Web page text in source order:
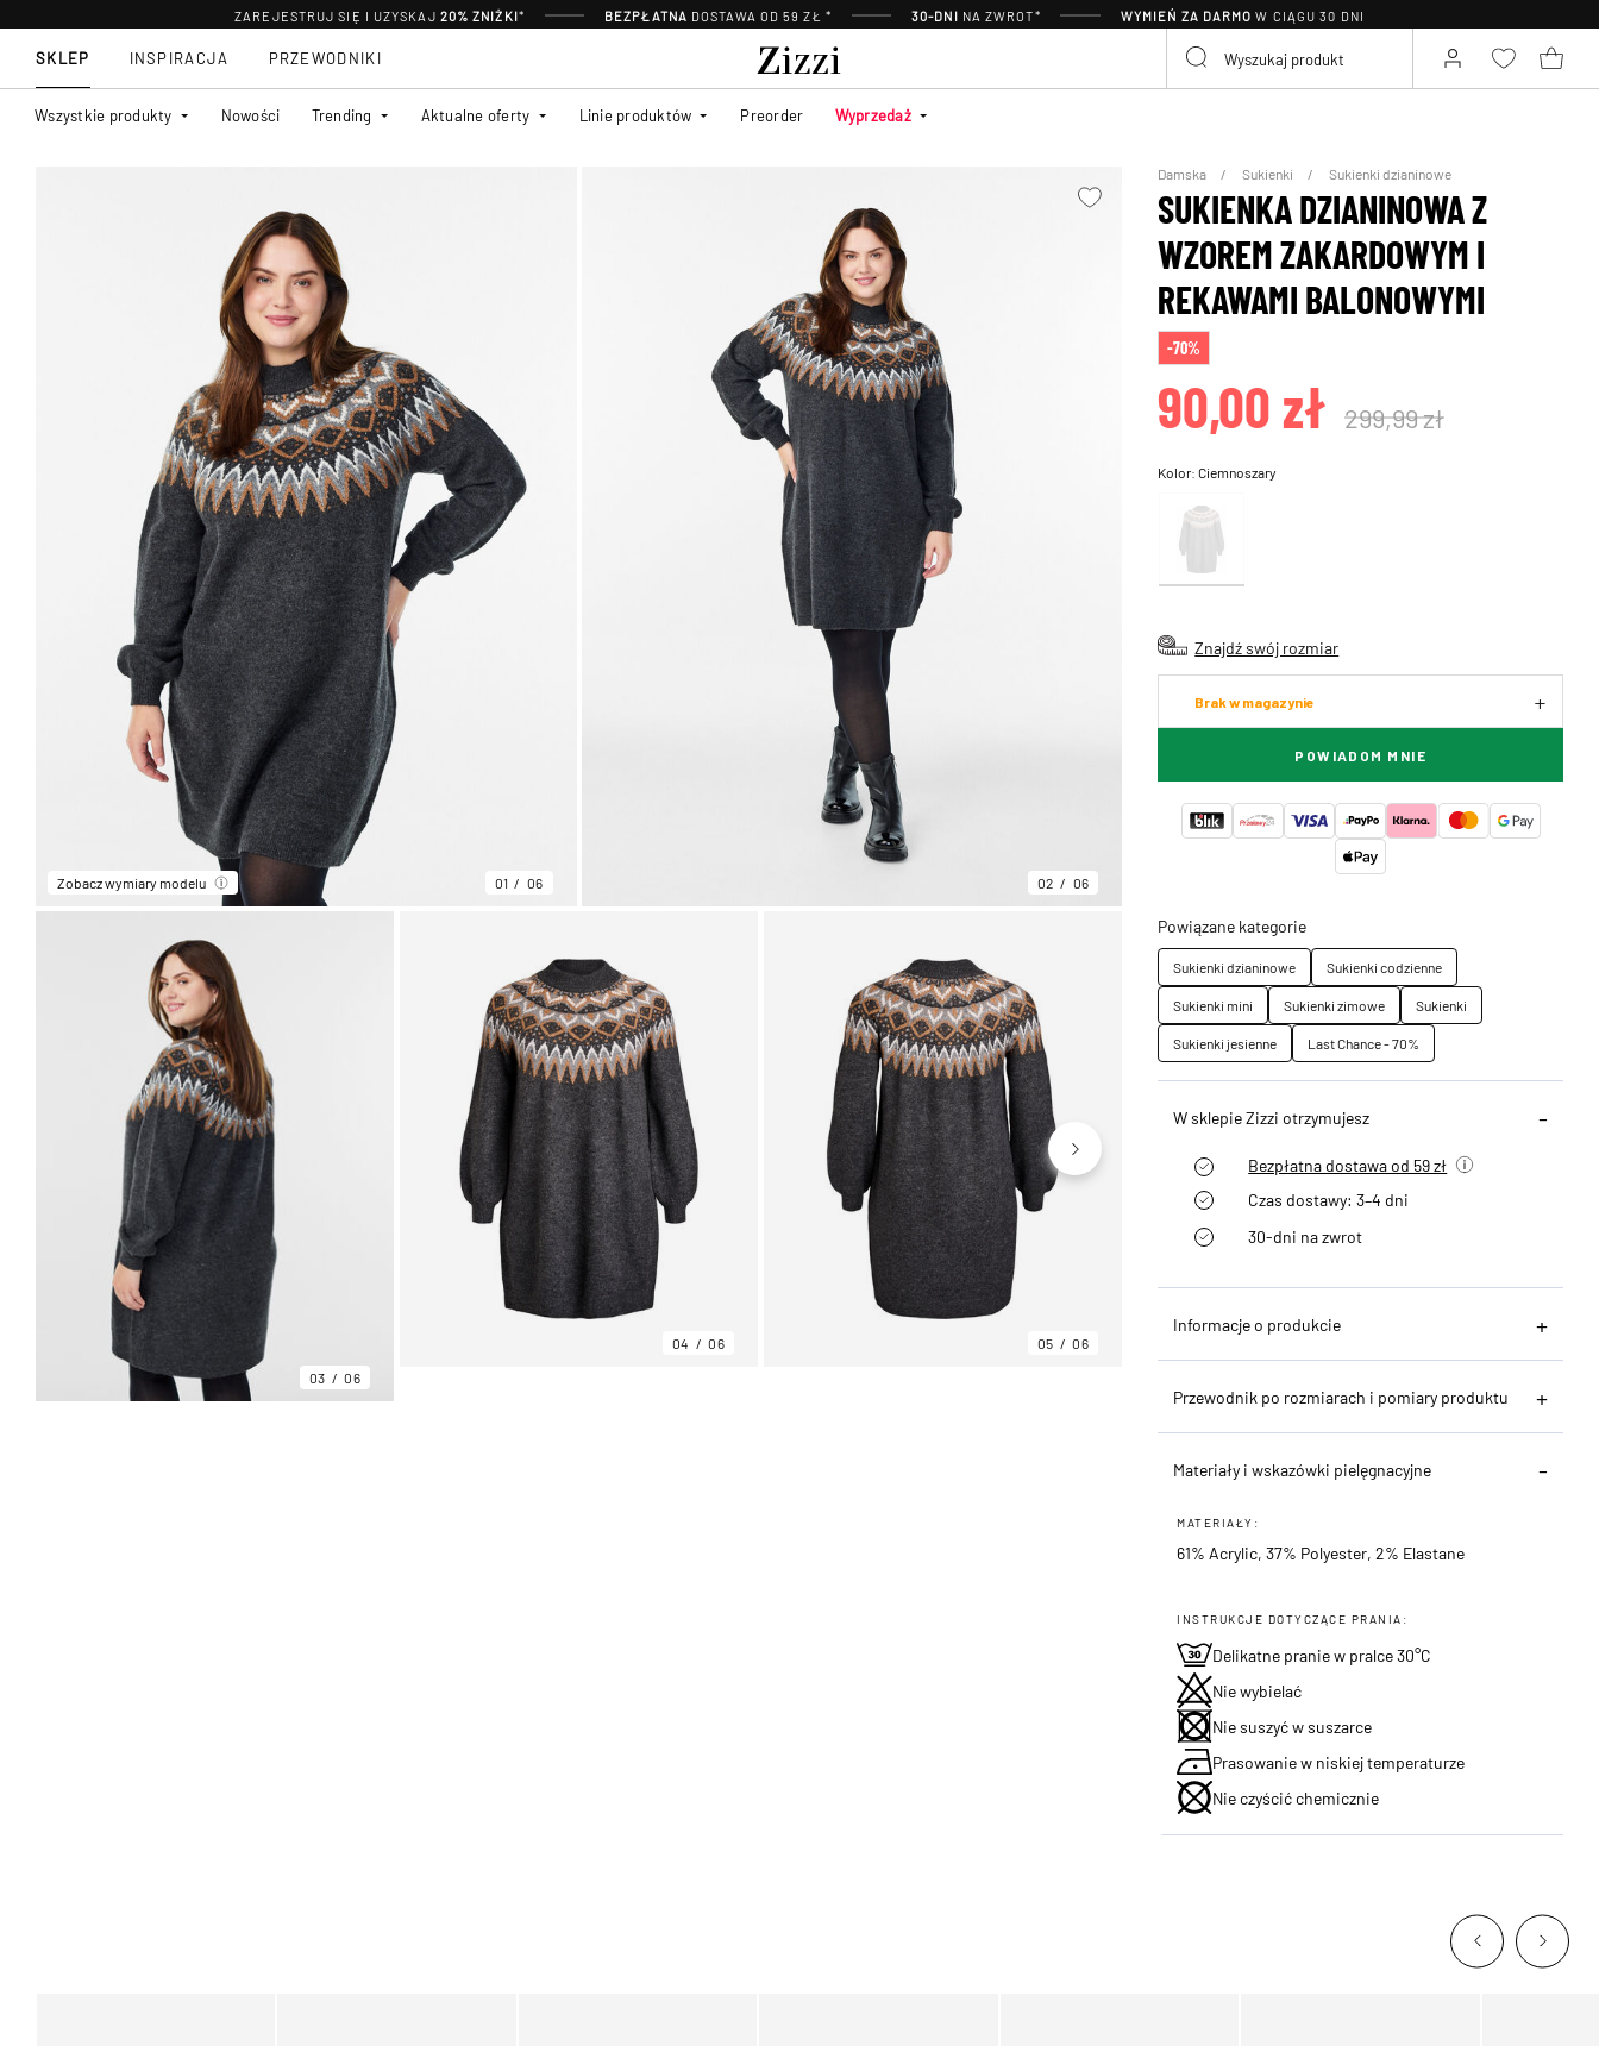
ZAREJESTRUJ SIĘ I UZYSKAJ 20% ZNIŻKI* BEZPŁATNA DOSTAWA OD 59 ZŁ * 30-DNI NA ZWROT* WYMIEŃ ZA DARMO W CIĄGU 30 DNI
SKLEP
Wszystkie produkty Nowości Trending Aktualne oferty Linie produktów Preorder Wyprzedaż
INSPIRACJA PRZEWODNIKI
Zobacz wymiary modelu 01 06 02 06
03 06
04 06 05 06
Damska Sukienki Sukienki dzianinowe
SUKIENKA DZIANINOWA Z
WZOREM ZAKARDOWYM I
REKAWAMI BALONOWYMI
-70%
90,00 zł 299,99 zł
Kolor:Ciemnoszary
Znajdź swój rozmiar
Brak w magazynie
POWIADOM MNIE
Powiązane kategorie
Sukienki dzianinowe
Sukienki codzienne
Sukienki mini
Sukienki zimowe
Sukienki
Sukienki jesienne
Last Chance - 70%
W sklepie Zizzi otrzymujesz
Bezpłatna dostawa od 59 zł
Czas dostawy: 3–4 dni
30-dni na zwrot
Informacje o produkcie
Przewodnik po rozmiarach i pomiary produktu
Materiały i wskazówki pielęgnacyjne
MATERIAŁY:
61% Acrylic, 37% Polyester, 2% Elastane
INSTRUKCJE DOTYCZĄCE PRANIA:
Delikatne pranie w pralce 30°C
Nie wybielać
Nie suszyć w suszarce
Prasowanie w niskiej temperaturze
Nie czyścić chemicznie